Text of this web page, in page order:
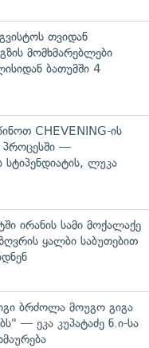
თვიდან
მომხმარებლები
ბათუმში 4
CHEVENING-ის
პროცესში —
სტიპენდიატის, ლუკა
ირანის სამი მოქალაქე
ყალბი საბუთებით
ბრძოლა მოუგო გიგა
— ეკა კუპატაძე ნ.ი-სა